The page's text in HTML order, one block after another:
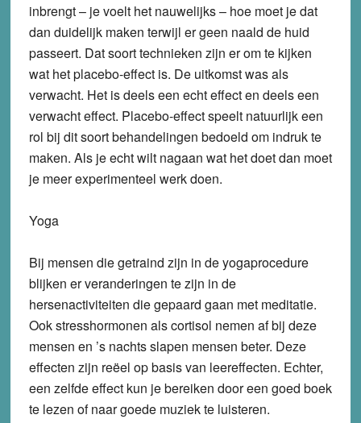
inbrengt – je voelt het nauwelijks – hoe moet je dat
dan duidelijk maken terwijl er geen naald de huid
passeert. Dat soort technieken zijn er om te kijken
wat het placebo-effect is. De uitkomst was als
verwacht. Het is deels een echt effect en deels een
verwacht effect. Placebo-effect speelt natuurlijk een
rol bij dit soort behandelingen bedoeld om indruk te
maken. Als je echt wilt nagaan wat het doet dan moet
je meer experimenteel werk doen.
Yoga
Bij mensen die getraind zijn in de yogaprocedure
blijken er veranderingen te zijn in de
hersenactiviteiten die gepaard gaan met meditatie.
Ook stresshormonen als cortisol nemen af bij deze
mensen en ’s nachts slapen mensen beter. Deze
effecten zijn reëel op basis van leereffecten. Echter,
een zelfde effect kun je bereiken door een goed boek
te lezen of naar goede muziek te luisteren.